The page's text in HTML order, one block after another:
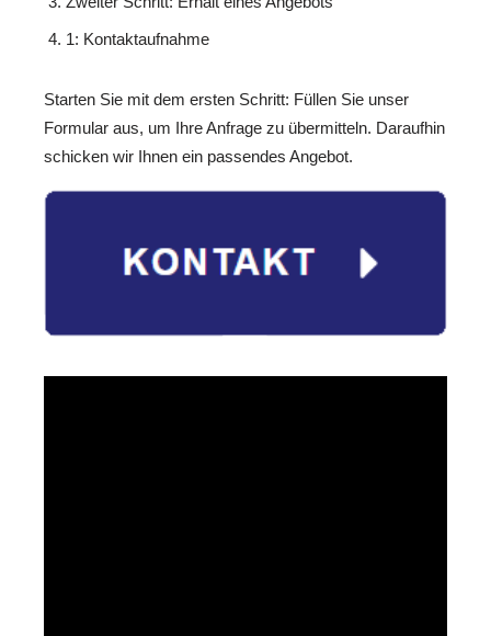
1: Kontaktaufnahme
Starten Sie mit dem ersten Schritt: Füllen Sie unser
Formular aus, um Ihre Anfrage zu übermitteln. Daraufhin
schicken wir Ihnen ein passendes Angebot.